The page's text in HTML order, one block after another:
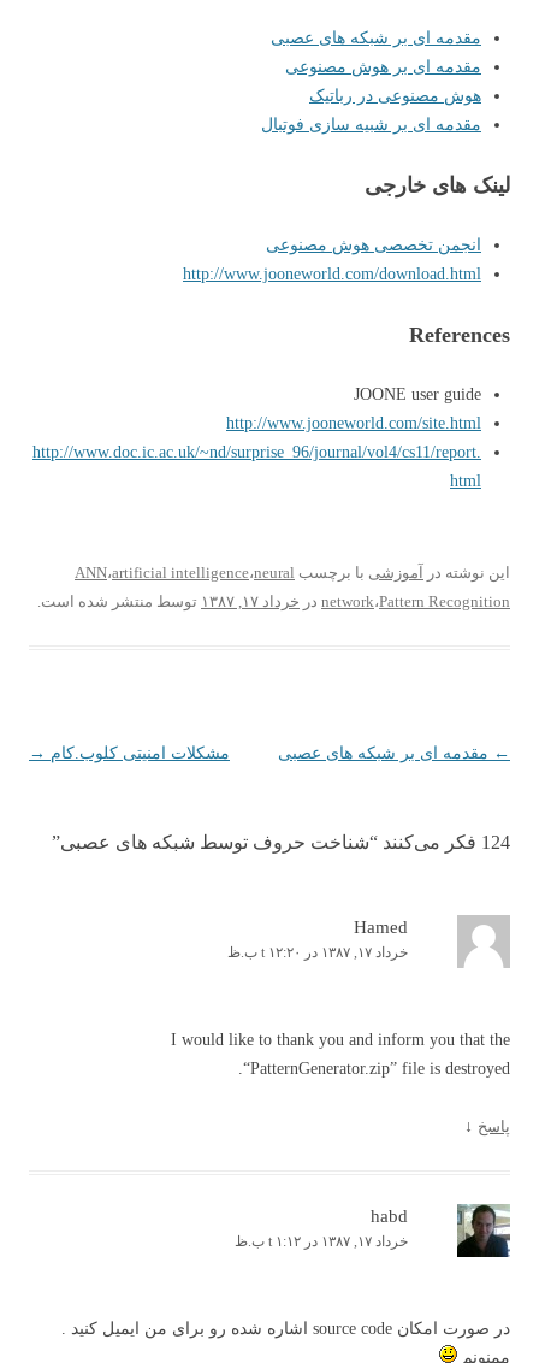
مقدمه ای بر شبکه های عصبی
مقدمه ای بر هوش مصنوعی
هوش مصنوعی در رباتیک
مقدمه ای بر شبیه سازی فوتبال
لینک های خارجی
انجمن تخصصی هوش مصنوعی
http://www.jooneworld.com/download.html
References
JOONE user guide
http://www.jooneworld.com/site.html
http://www.doc.ic.ac.uk/~nd/surprise_96/journal/vol4/cs11/report.
html
این نوشته در آموزشی با برچسب ANN،artificial intelligence،neural
network،Pattern Recognition در خرداد ۱۷, ۱۳۸۷ توسط منتشر شده است.
ناوبری نوشته
← مقدمه ای بر شبکه های عصبی مشکلات امنیتی کلوب.کام →
124 فکر می‌کنند “ شناخت حروف توسط شبکه های عصبی”
Hamed
خرداد ۱۷, ۱۳۸۷ در t ۱۲:۲۰ ب.ظ
I would like to thank you and inform you that the
“PatternGenerator.zip” file is destroyed.
پاسخ ↓
habd
خرداد ۱۷, ۱۳۸۷ در t ۱:۱۲ ب.ظ
در صورت امکان source code اشاره شده رو برای من ایمیل کنید .
ممنونم